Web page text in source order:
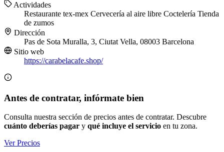
Actividades
Restaurante tex-mex Cervecería al aire libre Coctelería Tienda
de zumos
Dirección
Pas de Sota Muralla, 3, Ciutat Vella, 08003 Barcelona
Sitio web
https://carabelacafe.shop/
Antes de contratar, infórmate bien
Consulta nuestra sección de precios antes de contratar. Descubre
cuánto deberías pagar y qué incluye el servicio en tu zona.
Ver Precios